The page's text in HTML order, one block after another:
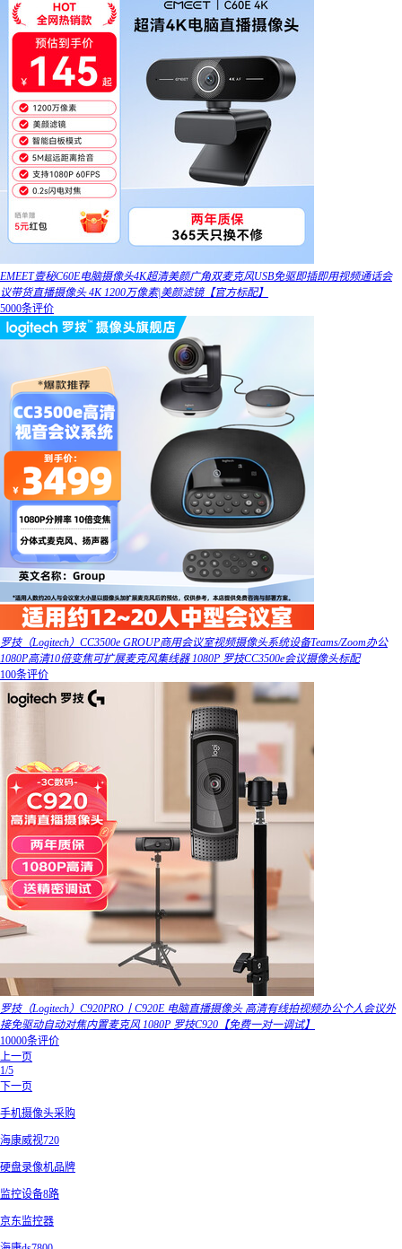
EMEET壹秘C60E电脑摄像头4K超清美颜广角双麦克风USB免驱即插即用视频通话会
议带货直播摄像头 4K 1200万像素|美颜滤镜【官方标配】
5000条评价
罗技（Logitech）CC3500e GROUP商用会议室视频摄像头系统设备Teams/Zoom办公
1080P高清10倍变焦可扩展麦克风集线器 1080P 罗技CC3500e会议摄像头标配
100条评价
罗技（Logitech）C920PRO丨C920E 电脑直播摄像头 高清有线拍视频办公个人会议外
接免驱动自动对焦内置麦克风 1080P 罗技C920【免费一对一调试】
10000条评价
上一页
1/5
下一页
手机摄像头采购
海康威视720
硬盘录像机品牌
监控设备8路
京东监控器